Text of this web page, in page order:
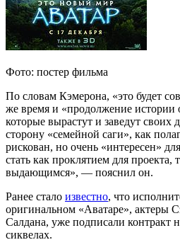
Фото: постер фильма
По словам Кэмерона, «это будет
же время и «продолжение истории
которые вырастут и заведут своих
сторону «семейной саги», как
рискован, но очень «интересен»
стать как проклятием для проекта,
выдающимся», — пояснил он.
Ранее стало известно, что
оригинальном «Аватаре», актеры
Салдана, уже подписали контракт
сиквелах.